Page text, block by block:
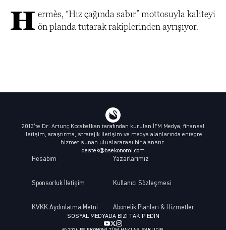
H ermès, “Hız çağında sabır” mottosuyla kaliteyi
ön planda tutarak rakiplerinden ayrışıyor.
2013’te Dr. Artunç Kocabalkan tarafından kurulan İFM Medya, finansal
iletişim, araştırma, stratejik iletişim ve medya alanlarında entegre
hizmet sunan uluslararası bir ajanstır.
destek@bsekonomi.com
Hesabım Yazarlarımız
Sponsorluk İletişim Kullanıcı Sözleşmesi
KVKK Aydınlatma Metni Abonelik Planları & Hizmetler
SOSYAL MEDYADA BIZI TAKIP EDIN